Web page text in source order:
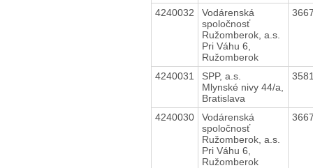
4240032
Vodárenská
spoločnosť
Ružomberok, a.s.
Pri Váhu 6,
Ružomberok
4240031
SPP, a.s.
Mlynské nivy 44/a,
Bratislava
4240030
Vodárenská
spoločnosť
Ružomberok, a.s.
Pri Váhu 6,
Ružomberok